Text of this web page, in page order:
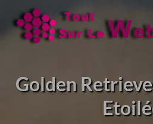
Golden